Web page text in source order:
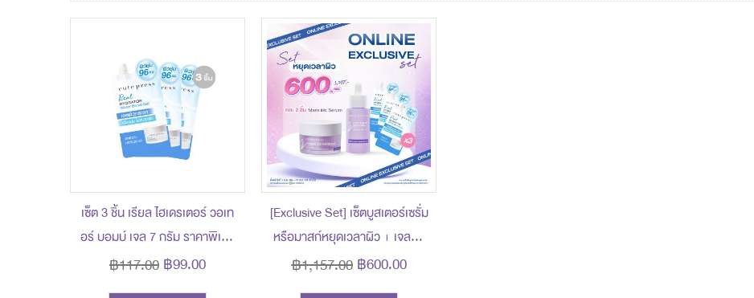
เซ็ต 3 ชิ้น เรียล ไฮเดรเตอร์ วอเท
อร์ บอมบ์ เจล 7 กรัม ราคาพิเศษ
99 บาท (สุทธิ) ปกติ 117 บาท
฿99.00
฿117.00
[Exclusive Set] เซ็ตบูสเตอร์เซรั่ม
หรือมาสก์หยุดเวลาผิว + เจลผิว
กระจก 7 กรัม ราคาพิเศษ 600
฿600.00
฿1,157.00